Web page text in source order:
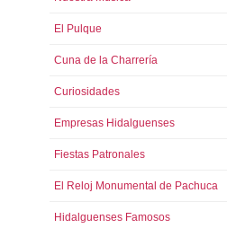
El Pulque
Cuna de la Charrería
Curiosidades
Empresas Hidalguenses
Fiestas Patronales
El Reloj Monumental de Pachuca
Hidalguenses Famosos